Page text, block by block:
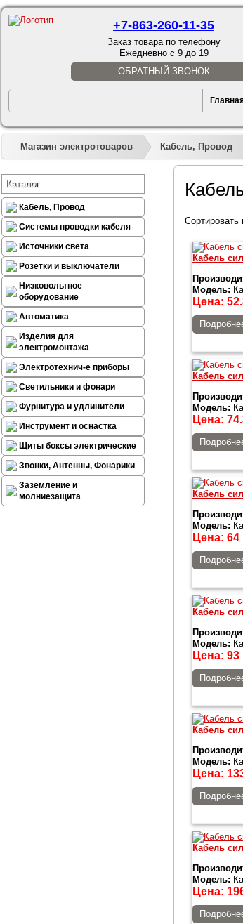
+7-863-260-11-35
Заказ товара по телефону
Ежедневно с 9 до 19
ОБРАТНЫЙ ЗВОНОК
Магазин электротоваров Кабель, Провод
Каталог
Кабель, Провод
Системы проводки кабеля
Источники света
Розетки и выключатели
Низковольтное
оборудование
Автоматика
Изделия для
электромонтажа
Электротехнич-е приборы
Светильники и фонари
Фурнитура и удлинители
Инструмент и оснастка
Щиты боксы электрические
Звонки, Антенны, Фонарики
Заземление и
молниезащита
Сортировать
Кабель
Модель:
Цена:
Кабель
Модель:
Цена:
Кабель
Модель:
Цена: 64
Кабель
Модель:
Цена: 93
Кабель
Модель:
Цена:
Кабель
Модель:
Цена: